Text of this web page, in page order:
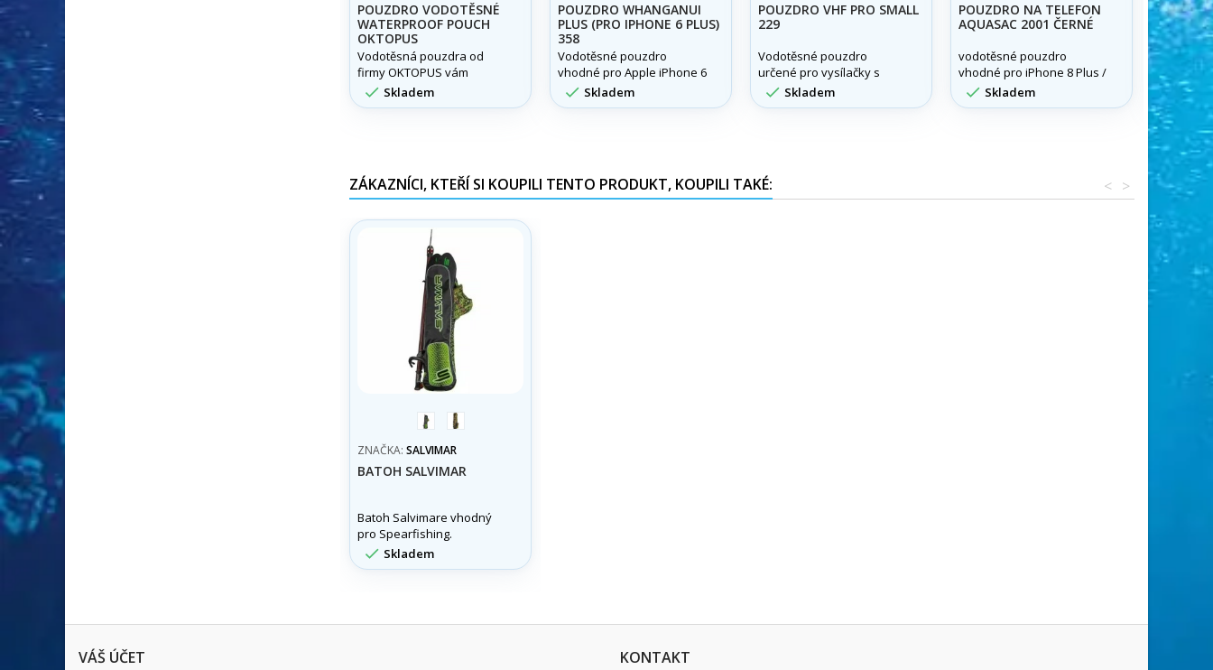
POUZDRO VODOTĚSNÉ
WATERPROOF POUCH
OKTOPUS
Vodotěsná pouzdra od
firmy OKTOPUS vám
umožní používat váš
mobilní telefon bez
 Skladem
POUZDRO WHANGANUI
PLUS (PRO IPHONE 6 PLUS)
358
Vodotěsné pouzdro
vhodné pro Apple iPhone 6
Plus.
 Skladem
POUZDRO VHF PRO SMALL
229
Vodotěsné pouzdro
určené pro vysílačky s
anténou.
 Skladem
POUZDRO NA TELEFON
AQUASAC 2001 ČERNÉ
vodotěsné pouzdro
vhodné pro iPhone 8 Plus /
iPhone 11 Pro Max, XS Max
/ Google Pixel XL /
 Skladem
OBAL
MOBIL
Obal

ZÁKAZNÍCI, KTEŘÍ SI KOUPILI TENTO PRODUKT, KOUPILI TAKÉ: >
<
black
green
krypsis
ZNAČKA: SALVIMAR
BATOH SALVIMAR
Batoh Salvimare vhodný
pro Spearfishing.
 Skladem
VÁŠ ÚČET KONTAKT